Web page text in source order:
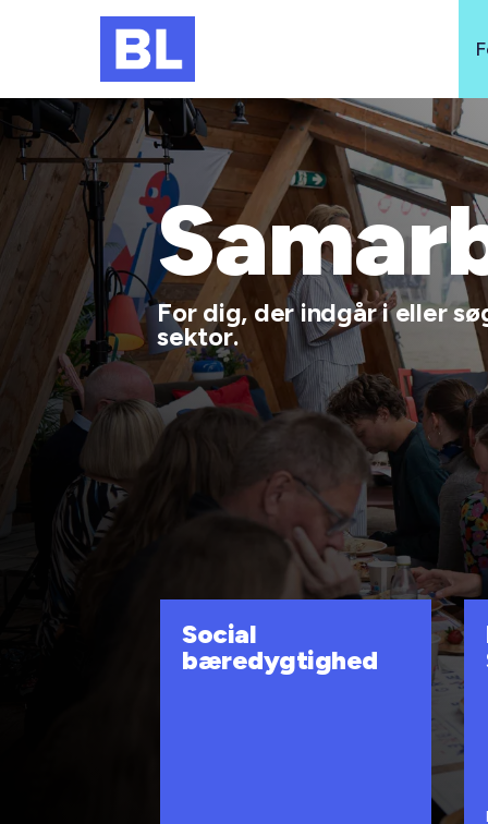
For dig, der indgår i eller
sektor.
Social
bæredygtighed